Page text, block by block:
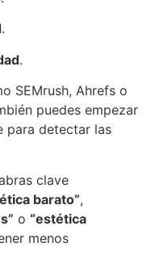
.
.
SEMrush, Ahrefs o
puedes empezar
para detectar las
clave
barato”,
o “estética
menos